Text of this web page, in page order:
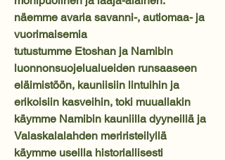
näemme avaria savanni-, autiomaa- ja
vuorimaisemia
tutustumme Etoshan ja Namibin
luonnonsuojelualueiden runsaaseen
eläimistöön, kauniisiin lintuihin ja
erikoisiin kasveihin, toki muuallakin
käymme Namibin kauniilla dyyneillä ja
Valaskalalahden meriristeilyllä
käymme useilla historiallisesti